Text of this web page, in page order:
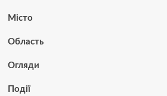
Місто
Область
Огляди
Події